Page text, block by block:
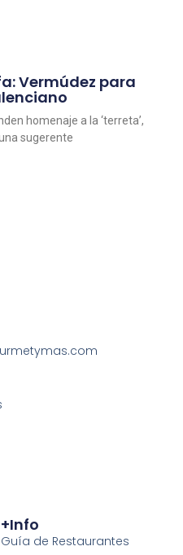
Vermúdez para
homenaje a la ‘terreta’,
sugerente
+info
Guía de Restaurantes